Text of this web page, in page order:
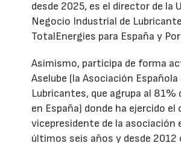
desde 2025, es el director de la
Negocio Industrial de
TotalEnergies para España y
Asimismo, participa de forma
Aselube (la Asociación Española
Lubricantes, que agrupa al 81%
en España) donde ha ejercido el
vicepresidente de la asociación
últimos seis años y desde